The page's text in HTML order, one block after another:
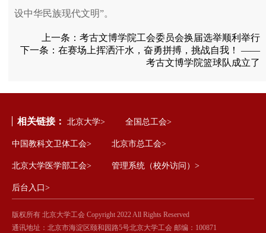
设中华民族现代文明”。
上一条： 考古文博学院工会委员会换届选举顺利举行
下一条： 在赛场上挥洒汗水，奋勇拼搏，挑战自我！ ——
考古文博学院篮球队成立了
相关链接： 北京大学> 全国总工会>
中国教科文卫体工会> 北京市总工会>
北京大学医学部工会> 管理系统（校外访问）>
后台入口>
版权所有 北京大学工会 Copyright 2022 All Rights Reserved
通讯地址：北京市海淀区颐和园路5号北京大学工会 邮编：100871